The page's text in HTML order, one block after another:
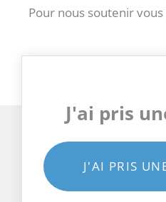
Pour nous soutenir
J'ai pris
J'AI PRIS